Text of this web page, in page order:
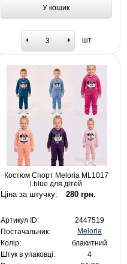
У кошик
шт
Костюм Спорт Meloria ML1017
l.blue для дітей
Ціна за штучку: 280 грн.
Артикул ID:
2447519
Постачальник:
Meloria
Колір:
блакитний
Штук в упаковці:
4